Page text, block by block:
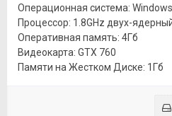
Операционная система:
Процессор: 1.8GHz двух-
Оперативная память: 4Гб
Видеокарта: GTX 760
Памяти на Жестком Диске: 1Гб